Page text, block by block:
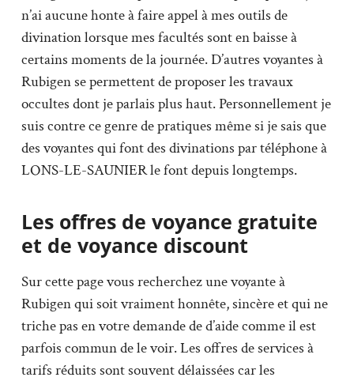
n’ai aucune honte à faire appel à mes outils de
divination lorsque mes facultés sont en baisse à
certains moments de la journée. D’autres voyantes à
Rubigen se permettent de proposer les travaux
occultes dont je parlais plus haut. Personnellement je
suis contre ce genre de pratiques même si je sais que
des voyantes qui font des divinations par téléphone à
LONS-LE-SAUNIER le font depuis longtemps.
Les offres de voyance gratuite
et de voyance discount
Sur cette page vous recherchez une voyante à
Rubigen qui soit vraiment honnête, sincère et qui ne
triche pas en votre demande de d’aide comme il est
parfois commun de le voir. Les offres de services à
tarifs réduits sont souvent délaissées car les